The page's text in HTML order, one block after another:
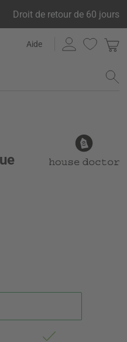
Droit de retour de 60 jours
Aide